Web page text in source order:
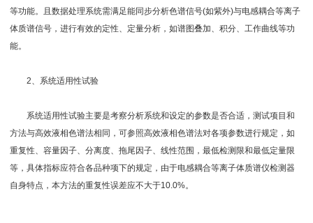
等功能。且数据处理系统需满足能同步分析色谱信号(如紫外)与电感耦合等离子
体质谱信号，进行有效的定性、定量分析，如谱图叠加、积分、工作曲线等功
能。
2、系统适用性试验
系统适用性试验主要是考察分析系统和设定的参数是否合适，测试项目和
方法与高效液相色谱法相同，可参照高效液相色谱法对各项参数进行规定，如
重复性、容量因子、分离度、拖尾因子、线性范围，最低检测限和最低定量限
等，具体指标应符合各品种项下的规定，由于电感耦合等离子体质谱仪检测器
自身特点，本方法的重复性误差应不大于10.0%。